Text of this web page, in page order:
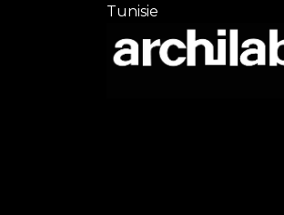
Tunisie